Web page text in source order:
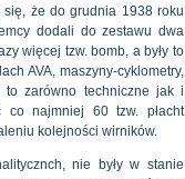
się, że do grudnia 1938 roku
dodali do zestawu dwa
więcej tzw. bomb, a były to
AVA, maszyny-cyklometry,
to zarówno techniczne jak i
co najmniej 60 tzw. płacht
kolejności wirników.
nie były w stanie